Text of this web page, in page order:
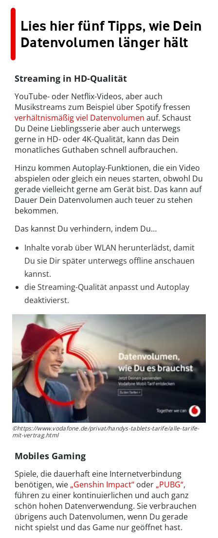
Lies hier fünf Tipps, wie Dein
Datenvolumen länger hält
Streaming in HD-Qualität
YouTube- oder Netflix-Videos, aber auch
Musikstreams zum Beispiel über Spotify fressen
verhältnismäßig viel Datenvolumen auf. Schaust
Du Deine Lieblingsserie aber auch unterwegs
gerne in HD- oder 4K-Qualität, kann das Dein
monatliches Guthaben schnell aufbrauchen.
Hinzu kommen Autoplay-Funktionen, die ein Video
abspielen oder gleich ein neues starten, obwohl Du
gerade vielleicht gerne am Gerät bist. Das kann auf
Dauer Dein Datenvolumen auch teuer zu stehen
bekommen.
Das kannst Du verhindern, indem Du…
Inhalte vorab über WLAN herunterlädst, damit
Du sie Dir später unterwegs offline anschauen
kannst.
die Streaming-Qualität anpasst und Autoplay
deaktivierst.
©https://www.vodafone.de/privat/handys-tablets-tarife/alle-tarife-
mit-vertrag.html
Mobiles Gaming
Spiele, die dauerhaft eine Internetverbindung
benötigen, wie „Genshin Impact“ oder „PUBG“,
führen zu einer kontinuierlichen und auch ganz
schön hohen Datenverwendung. Sie verbrauchen
übrigens auch Datenvolumen, wenn Du gerade
nicht spielst und das Game nur geöffnet hast.